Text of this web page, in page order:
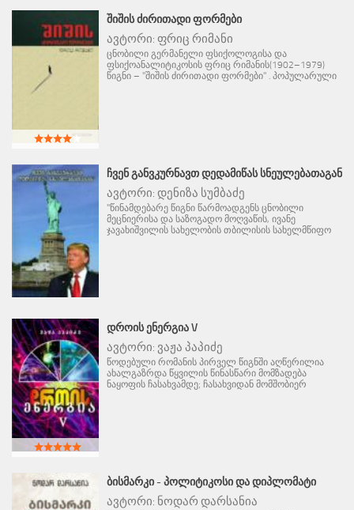
ᲨᲘᲨᲘᲡ ᲫᲘᲠᲘᲗᲐᲓᲘ ᲤᲝᲠᲛᲔᲑᲘ
ავტორი: ფრიც რიმანი
ცნობილი გერმანელი ფსიქოლოგისა და
ფსიქოანალიტიკოსის ფრიც რიმანის(1902–1979)
წიგნი – "შიშის ძირითადი ფორმები" . პოპულარული
ᲩᲕᲔᲜ ᲒᲐᲜᲕᲙᲣᲠᲜᲐᲕᲗ ᲓᲔᲓᲐᲛᲘᲬᲐᲡ ᲡᲜᲔᲣᲚᲔᲑᲐᲗᲐᲒᲐᲜ
ავტორი: დენიზა სუმბაძე
"წინამდებარე წიგნი წარმოადგენს ცნობილი
მეცნიერისა და საზოგადო მოღვაწის, ივანე
ჯავახიშვილის სახელობის თბილისის სახელმწიფო
ᲓᲠᲝᲘᲡ ᲔᲜᲔᲠᲒᲘᲐ V
ავტორი: ვაჟა პაპიძე
წოდებული რომანის პირველ წიგნში აღწერილია
ახალგაზრდა წყვილის წინასწარი მომზადება
ნაყოფის ჩასახვამდე; ჩასახვიდან მომშობიერ
ᲑᲘᲡᲛᲐᲠᲙᲘ - ᲞᲝᲚᲘᲢᲘᲙᲝᲡᲘ ᲓᲐ ᲓᲘᲞᲚᲝᲛᲐᲢᲘ
ავტორი: ნოდარ დარსანია